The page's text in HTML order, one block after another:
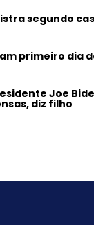
segundo
primeiro dia
Joe
diz filho